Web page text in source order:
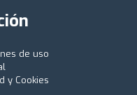
de uso
y Cookies